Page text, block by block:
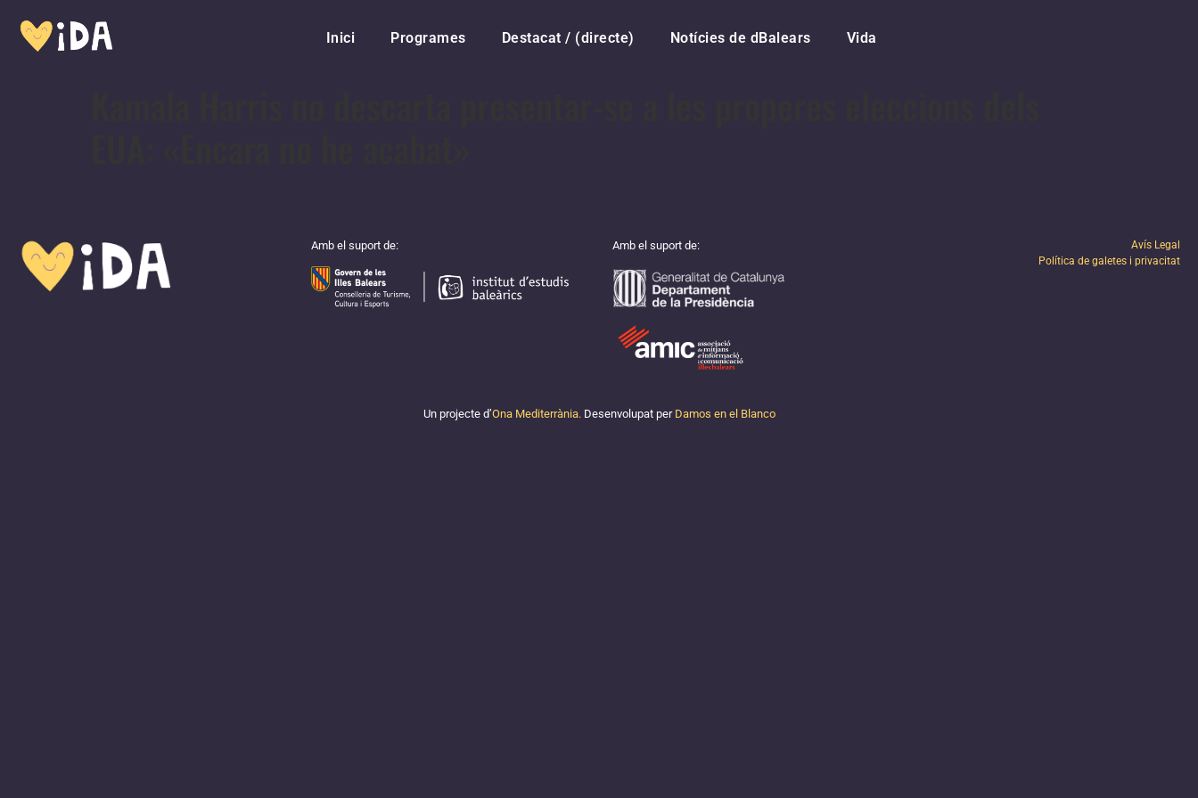
Inici Programes Destacat / (directe) Notícies de dBalears Vida
Amb el suport de: Amb el suport de:
Avís Legal
Política de galetes i privacitat
Un projecte d’Ona Mediterrània.Desenvolupat per Damos en el Blanco